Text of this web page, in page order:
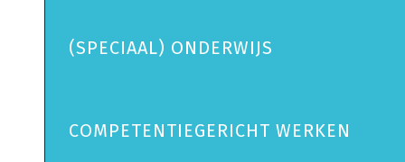
(SPECIAAL) ONDERWIJS
COMPETENTIEGERICHT WERKEN